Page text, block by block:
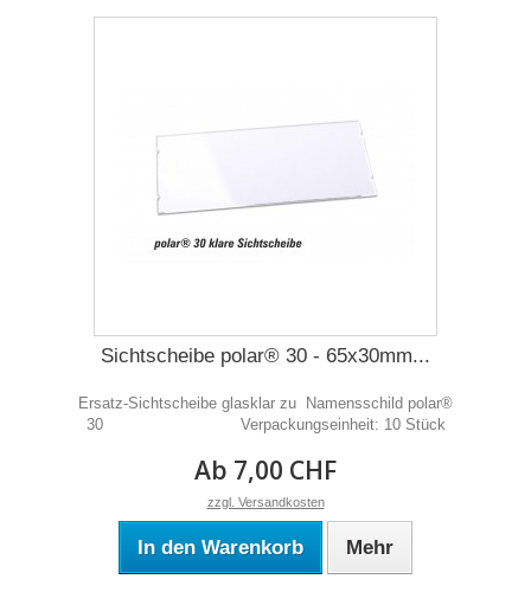
Sichtscheibe polar® 30 - 65x30mm...
Ersatz-Sichtscheibe glasklar zu Namensschild polar®
30 Verpackungseinheit: 10 Stück
Ab 7,00 CHF
zzgl. Versandkosten
In den Warenkorb Mehr